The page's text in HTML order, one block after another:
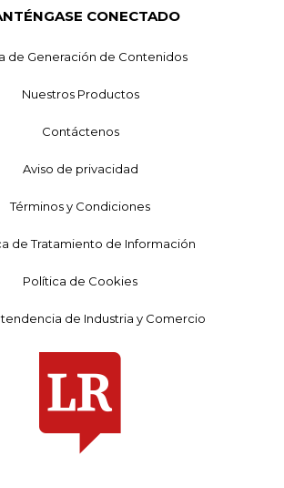
CONECTADO
de Generación de Contenidos
Nuestros Productos
Contáctenos
Aviso de privacidad
Términos y Condiciones
de Tratamiento de Información
Política de Cookies
de Industria y Comercio